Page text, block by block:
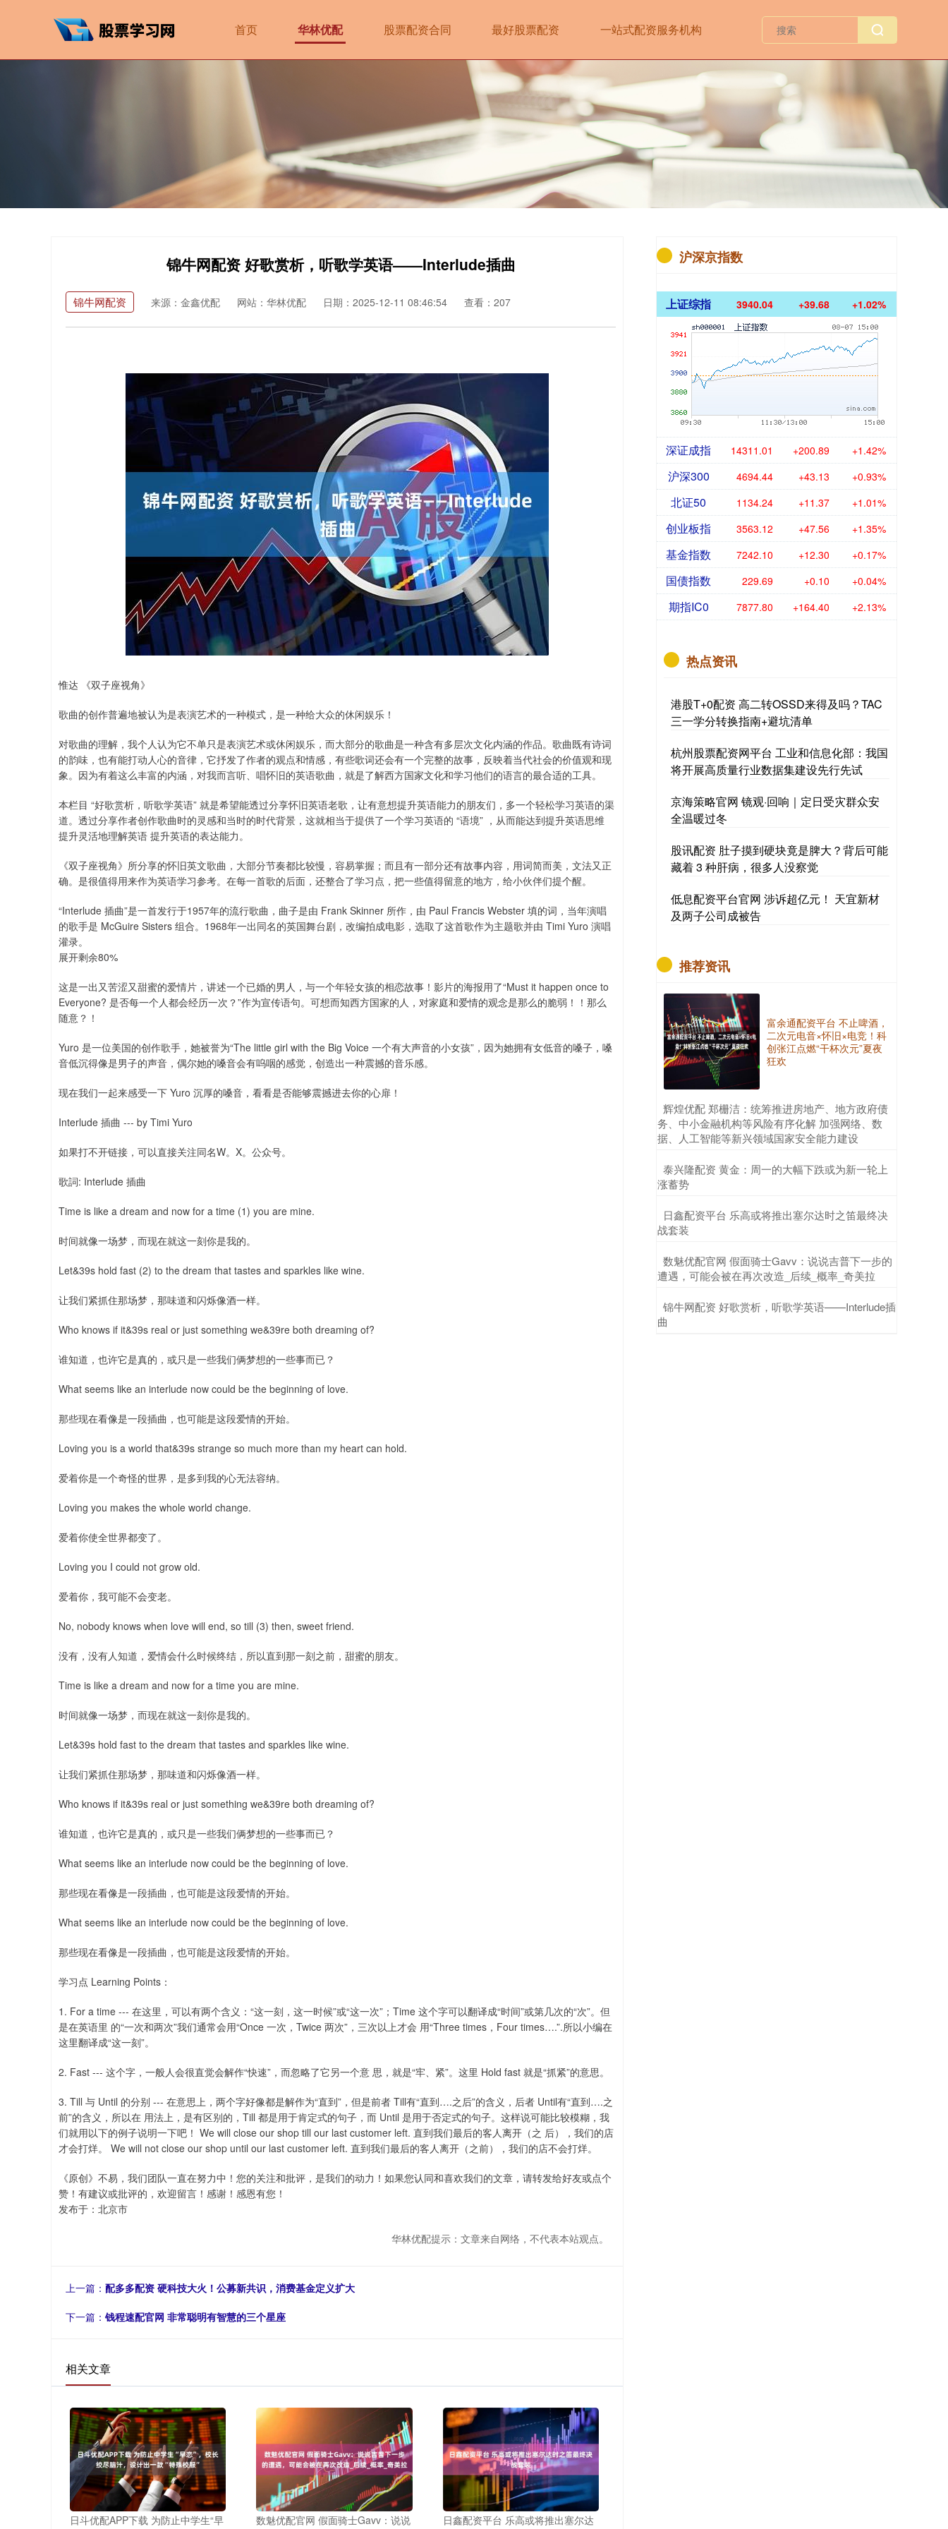
首页 华林优配 股票配资合同 最好股票配资 一站式配资服务机构
锦牛网配资 好歌赏析，听歌学英语——Interlude插曲
锦牛网配资 来源：金鑫优配 网站：华林优配 日期：2025-12-11 08:46:54 查看：207
惟达 《双子座视角》
歌曲的创作普遍地被认为是表演艺术的一种模式，是一种给大众的休闲娱乐！
对歌曲的理解，我个人认为它不单只是表演艺术或休闲娱乐，而大部分的歌曲是一种含有多层次文化内涵的作品。歌曲既有诗词
的韵味，也有能打动人心的音律，它抒发了作者的观点和情感，有些歌词还会有一个完整的故事，反映着当代社会的价值观和现
象。因为有着这么丰富的内涵，对我而言听、唱怀旧的英语歌曲，就是了解西方国家文化和学习他们的语言的最合适的工具。
本栏目 “好歌赏析，听歌学英语” 就是希望能透过分享怀旧英语老歌，让有意想提升英语能力的朋友们，多一个轻松学习英语的渠
道。透过分享作者创作歌曲时的灵感和当时的时代背景，这就相当于提供了一个学习英语的 “语境” ，从而能达到提升英语思维
提升灵活地理解英语 提升英语的表达能力。
《双子座视角》所分享的怀旧英文歌曲，大部分节奏都比较慢，容易掌握；而且有一部分还有故事内容，用词简而美，文法又正
确。是很值得用来作为英语学习参考。在每一首歌的后面，还整合了学习点，把一些值得留意的地方，给小伙伴们提个醒。
“Interlude 插曲”是一首发行于1957年的流行歌曲，曲子是由 Frank Skinner 所作，由 Paul Francis Webster 填的词，当年演唱
的歌手是 McGuire Sisters 组合。1968年一出同名的英国舞台剧，改编拍成电影，选取了这首歌作为主题歌并由 Timi Yuro 演唱
灌录。
展开剩余80%
这是一出又苦涩又甜蜜的爱情片，讲述一个已婚的男人，与一个年轻女孩的相恋故事！影片的海报用了“Must it happen once to
Everyone? 是否每一个人都会经历一次？”作为宣传语句。可想而知西方国家的人，对家庭和爱情的观念是那么的脆弱！！那么
随意？！
Yuro 是一位美国的创作歌手，她被誉为“The little girl with the Big Voice 一个有大声音的小女孩”，因为她拥有女低音的嗓子，嗓
音低沉得像是男子的声音，偶尔她的嗓音会有呜咽的感觉，创造出一种震撼的音乐感。
现在我们一起来感受一下 Yuro 沉厚的嗓音，看看是否能够震撼进去你的心扉！
Interlude 插曲 --- by Timi Yuro
如果打不开链接，可以直接关注同名W。X。公众号。
歌詞: Interlude 插曲
Time is like a dream and now for a time (1) you are mine.
时间就像一场梦，而现在就这一刻你是我的。
Let&39s hold fast (2) to the dream that tastes and sparkles like wine.
让我们紧抓住那场梦，那味道和闪烁像酒一样。
Who knows if it&39s real or just something we&39re both dreaming of?
谁知道，也许它是真的，或只是一些我们俩梦想的一些事而已？
What seems like an interlude now could be the beginning of love.
那些现在看像是一段插曲，也可能是这段爱情的开始。
Loving you is a world that&39s strange so much more than my heart can hold.
爱着你是一个奇怪的世界，是多到我的心无法容纳。
Loving you makes the whole world change.
爱着你使全世界都变了。
Loving you I could not grow old.
爱着你，我可能不会变老。
No, nobody knows when love will end, so till (3) then, sweet friend.
没有，没有人知道，爱情会什么时候终结，所以直到那一刻之前，甜蜜的朋友。
Time is like a dream and now for a time you are mine.
时间就像一场梦，而现在就这一刻你是我的。
Let&39s hold fast to the dream that tastes and sparkles like wine.
让我们紧抓住那场梦，那味道和闪烁像酒一样。
Who knows if it&39s real or just something we&39re both dreaming of?
谁知道，也许它是真的，或只是一些我们俩梦想的一些事而已？
What seems like an interlude now could be the beginning of love.
那些现在看像是一段插曲，也可能是这段爱情的开始。
What seems like an interlude now could be the beginning of love.
那些现在看像是一段插曲，也可能是这段爱情的开始。
学习点 Learning Points：
1. For a time --- 在这里，可以有两个含义：“这一刻，这一时候”或“这一次”；Time 这个字可以翻译成“时间”或第几次的“次”。但
是在英语里 的“一次和两次”我们通常会用“Once 一次，Twice 两次”，三次以上才会 用“Three times，Four times….”.所以小编在
这里翻译成“这一刻”。
2. Fast --- 这个字，一般人会很直觉会解作“快速”，而忽略了它另一个意 思，就是“牢、紧”。这里 Hold fast 就是“抓紧”的意思。
3. Till 与 Until 的分别 --- 在意思上，两个字好像都是解作为“直到”，但是前者 Till有“直到….之后”的含义，后者 Until有“直到….之
前”的含义，所以在 用法上，是有区别的，Till 都是用于肯定式的句子，而 Until 是用于否定式的句子。这样说可能比较模糊，我
们就用以下的例子说明一下吧！ We will close our shop till our last customer left. 直到我们最后的客人离开（之 后），我们的店
才会打烊。 We will not close our shop until our last customer left. 直到我们最后的客人离开（之前），我们的店不会打烊。
《原创》不易，我们团队一直在努力中！您的关注和批评，是我们的动力！如果您认同和喜欢我们的文章，请转发给好友或点个
赞！有建议或批评的，欢迎留言！感谢！感恩有您！
发布于：北京市
华林优配提示：文章来自网络，不代表本站观点。
上一篇： 配多多配资 硬科技大火！公募新共识，消费基金定义扩大
下一篇： 钱程速配官网 非常聪明有智慧的三个星座
相关文章
日斗优配APP下载 为防止中学生“早
数魅优配官网 假面骑士Gavv：说说
日鑫配资平台 乐高或将推出塞尔达
沪深京指数
上证综指 3940.04 +39.68 +1.02%
深证成指 14311.01 +200.89 +1.42%
沪深300 4694.44 +43.13 +0.93%
北证50 1134.24 +11.37 +1.01%
创业板指 3563.12 +47.56 +1.35%
基金指数 7242.10 +12.30 +0.17%
国债指数 229.69 +0.10 +0.04%
期指IC0 7877.80 +164.40 +2.13%
热点资讯
港股T+0配资 高二转OSSD来得及吗？TAC
三一学分转换指南+避坑清单
杭州股票配资网平台 工业和信息化部：我国
将开展高质量行业数据集建设先行先试
京海策略官网 镜观·回响｜定日受灾群众安
全温暖过冬
股讯配资 肚子摸到硬块竟是脾大？背后可能
藏着 3 种肝病，很多人没察觉
低息配资平台官网 涉诉超亿元！ 天宜新材
及两子公司成被告
推荐资讯
富余通配资平台 不止啤酒，
二次元电音×怀旧×电竞！科
创张江点燃“干杯次元”夏夜
狂欢
​辉煌优配 郑栅洁：统筹推进房地产、地方政府债
务、中小金融机构等风险有序化解 加强网络、数
据、人工智能等新兴领域国家安全能力建设
​泰兴隆配资 黄金：周一的大幅下跌或为新一轮上
涨蓄势
​日鑫配资平台 乐高或将推出塞尔达时之笛最终决
战套装
​数魅优配官网 假面骑士Gavv：说说吉普下一步的
遭遇，可能会被在再次改造_后续_概率_奇美拉
​锦牛网配资 好歌赏析，听歌学英语——Interlude插
曲